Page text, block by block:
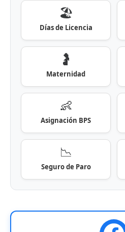
🏖️
Días de Licencia
🤰
Maternidad
👶
Asignación BPS
📉
Seguro de Paro